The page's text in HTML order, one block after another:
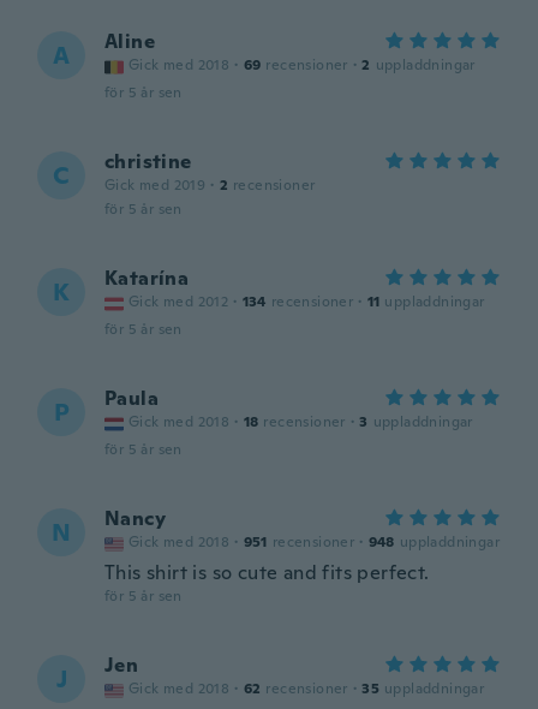
A Aline
Gick med 2018 · 69 recensioner · 2 uppladdningar
för 5 år sen
C christine
Gick med 2019 · 2 recensioner
för 5 år sen
K Katarína
Gick med 2012 · 134 recensioner · 11 uppladdningar
för 5 år sen
P Paula
Gick med 2018 · 18 recensioner · 3 uppladdningar
för 5 år sen
N Nancy
Gick med 2018 · 951 recensioner · 948 uppladdningar
This shirt is so cute and fits perfect.
för 5 år sen
J Jen
Gick med 2018 · 62 recensioner · 35 uppladdningar